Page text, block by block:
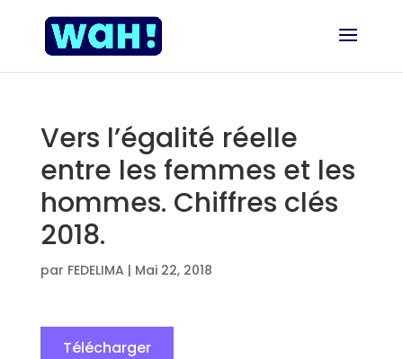
Vers l’égalité réelle
entre les femmes et les
hommes. Chiffres clés
2018.
par FEDELIMA | Mai 22, 2018
Télécharger